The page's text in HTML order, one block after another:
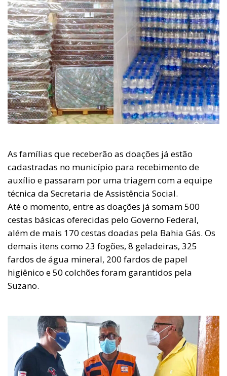
As famílias que receberão as doações já estão
cadastradas no município para recebimento de
auxílio e passaram por uma triagem com a equipe
técnica da Secretaria de Assistência Social.
Até o momento, entre as doações já somam 500
cestas básicas oferecidas pelo Governo Federal,
além de mais 170 cestas doadas pela Bahia Gás. Os
demais itens como 23 fogões, 8 geladeiras, 325
fardos de água mineral, 200 fardos de papel
higiênico e 50 colchões foram garantidos pela
Suzano.